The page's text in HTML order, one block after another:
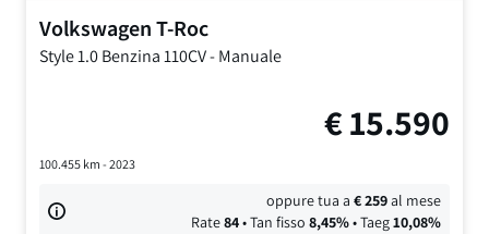
VolkswagenT-Roc
Style1.0 Benzina 110CV-Manuale
€15.590
100.455km - 2023
oppure tua a€259al mese
Rate84• Tan fisso 8,45%• Taeg10,08%